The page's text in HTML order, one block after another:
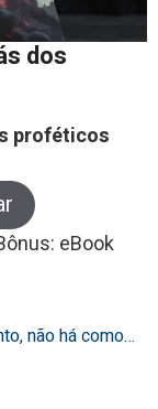
dos
proféticos
eBook
não há como…